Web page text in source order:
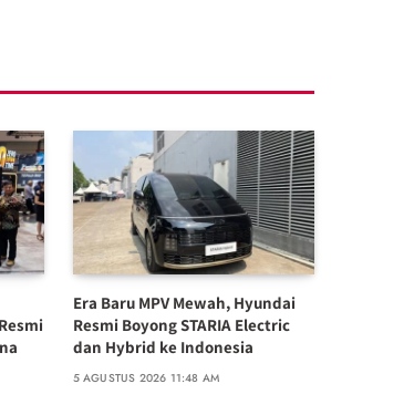
Era Baru MPV Mewah, Hyundai
Resmi Boyong STARIA Electric
dan Hybrid ke Indonesia
5 AGUSTUS 2026 11:48 AM